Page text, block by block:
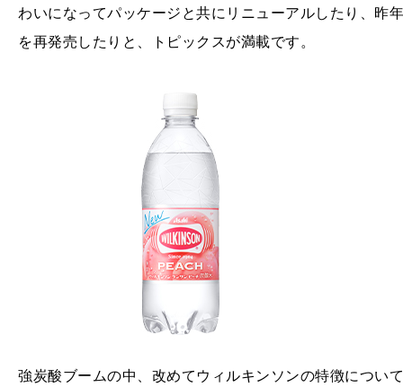
わいになってパッケージと共にリニューアルしたり、昨
を再発売したりと、トピックスが満載です。
強炭酸ブームの中、改めてウィルキンソンの特徴につい